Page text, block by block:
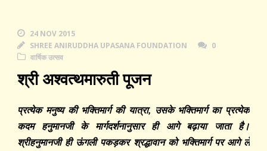
24 NOV 2015
SHREE ANIRUDDHA UPASANA FOUNDATION
0
वार्षिक उत्सव
श्री अश्वत्थमारुती पूजन
प्रत्येक मनुष्य की भक्तिमार्ग की यात्रा, उसके भक्तिमार्ग का प्रत्येक
कदम
हनुमानजी के मार्गदर्शनानुसार ही आगे बढ़ाया जाता
है।
श्रीहनुमानजी ही ऊंगली पकड़कर श्रद्धावान को भक्तिमार्ग पर आगे ले